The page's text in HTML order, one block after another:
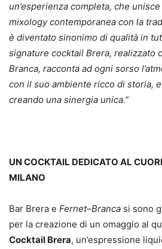
un’esperienza completa, che
mixology contemporanea con la
è diventato sinonimo di qualità in
signature cocktail Brera, realizzato
Branca, racconta ad ogni sorso
con il suo ambiente ricco di storia, e
creando una sinergia unica.”
UN COCKTAIL DEDICATO AL
MILANO
Bar Brera e Fernet–Branca si sono
per la creazione di un omaggio al
Cocktail Brera, un’espressione